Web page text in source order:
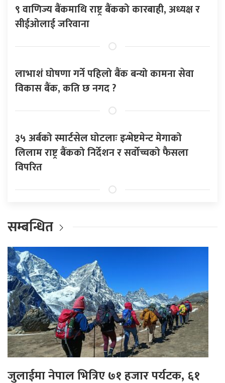
९ वाणिज्य बैंकमाथि राष्ट्र बैंकको कारबाही, अध्यक्ष र
सीईओलाई जरिवाना
लाभाशं घोषणा गर्ने पहिलो बैंक बन्यो कामना सेवा
विकास बैंक, कति छ नगद ?
३५ अर्बको स्मार्टसेल घोटलाः इन्भेष्टमेन्ट मेगाको
लिलाम राष्ट्र बैंकको निर्देशन र सर्वोच्चको फैसला
विपरित
सम्बन्धित
जुलाईमा नेपाल भित्रिए ७१ हजार पर्यटक, ६१